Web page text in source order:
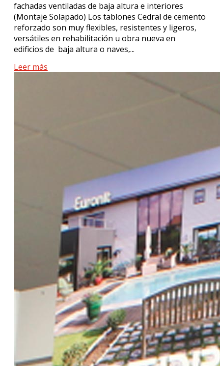
fachadas ventiladas de baja altura e interiores
(Montaje Solapado) Los tablones Cedral de cemento
reforzado son muy flexibles, resistentes y ligeros,
versátiles en rehabilitación u obra nueva en
edificios de baja altura o naves,...
Leer más